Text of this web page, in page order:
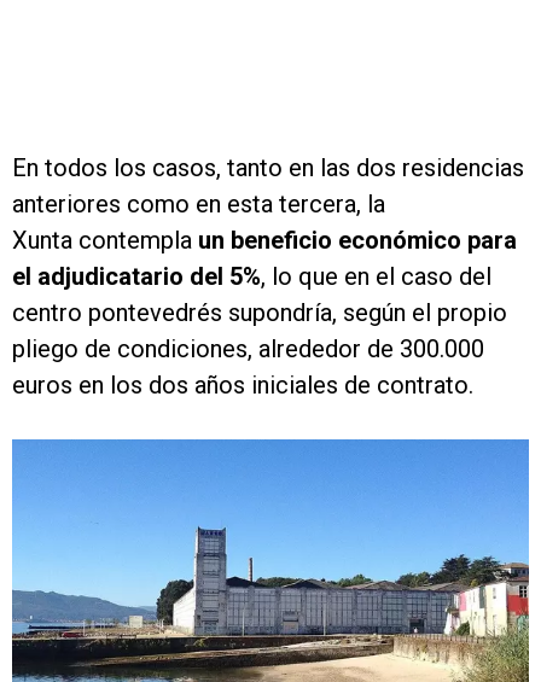
En todos los casos, tanto en las dos residencias
anteriores como en esta tercera, la
Xunta contempla un beneficio económico para
el adjudicatario del 5%, lo que en el caso del
centro pontevedrés supondría, según el propio
pliego de condiciones, alrededor de 300.000
euros en los dos años iniciales de contrato.